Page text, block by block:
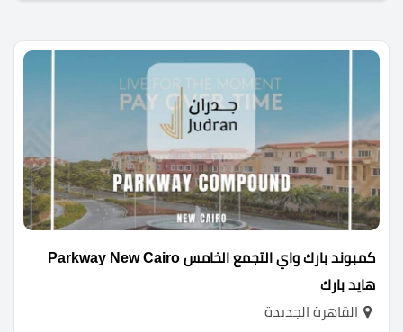
كمبوند بارك واي التجمع الخامس Parkway New Cairo
هايد بارك
القاهرة الجديدة